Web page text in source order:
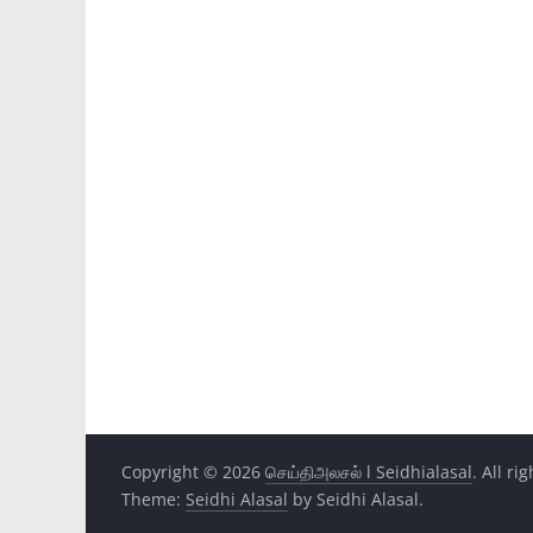
Copyright © 2026 செய்திஅலசல் l Seidhialasal. All
Theme: Seidhi Alasal by Seidhi Alasal.